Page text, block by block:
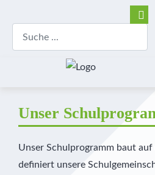
Unser
Unser Schulprogramm baut auf
definiert unsere